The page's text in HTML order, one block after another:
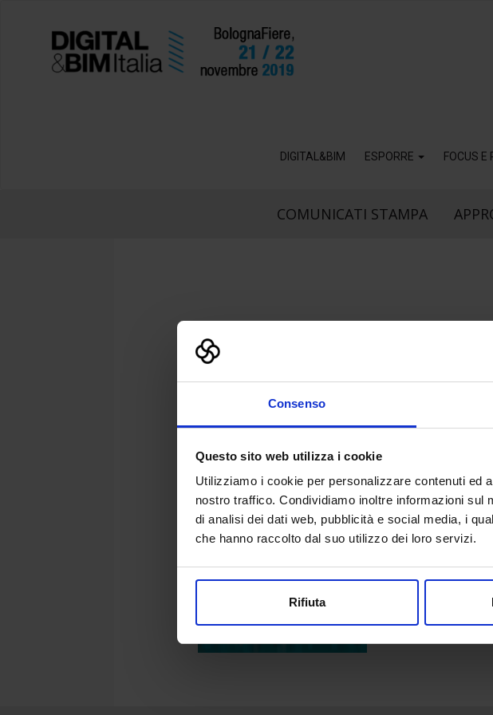
Consenso
Questo sito web utilizza i cookie
Utilizziamo i cookie per personalizzare contenuti ed
nostro traffico. Condividiamo inoltre informazioni
di analisi dei dati web, pubblicità e social media, i
che hanno raccolto dal suo utilizzo dei loro servizi.
Rifiuta
DIGITAL&BIM ESPORRE FOCUS E
COMUNICATI STAMPA